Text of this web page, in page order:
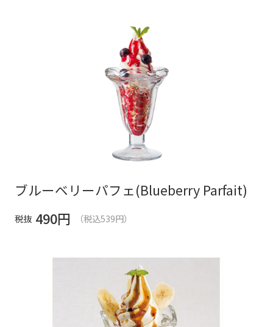
ブルーベリーパフェ(Blueberry Parfait)
税抜 490円 （税込539円）